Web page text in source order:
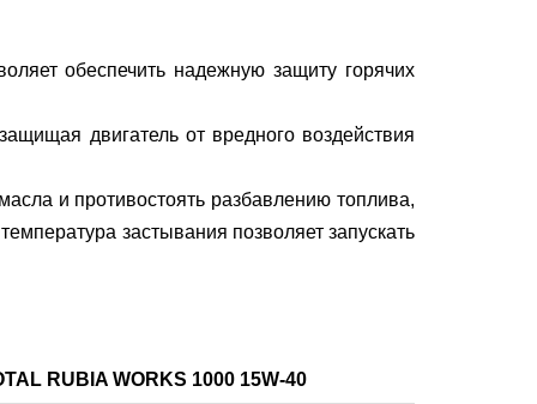
обеспечить надежную защиту горячих
двигатель от вредного воздействия
и противостоять разбавлению топлива,
застывания позволяет запускать
RUBIA WORKS 1000 15W-40